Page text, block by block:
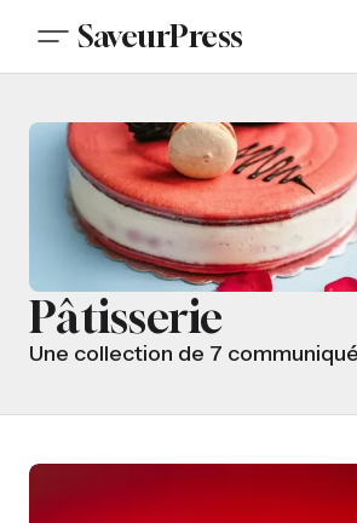
SaveurPress
Pâtisserie
Une collection de 7